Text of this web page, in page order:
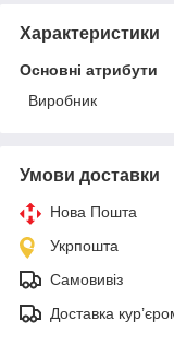
Характеристики
Основні атрибути
Виробник
Умови доставки
Нова Пошта
Укрпошта
Самовивіз
Доставка